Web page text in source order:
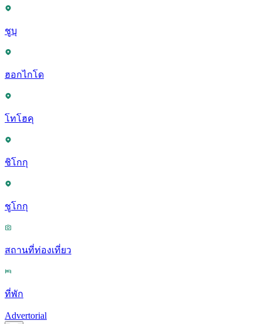
ชูบุ
ฮอกไกโด
โทโฮคุ
ชิโกกุ
ชูโกกุ
สถานที่ท่องเที่ยว
ที่พัก
Advertorial